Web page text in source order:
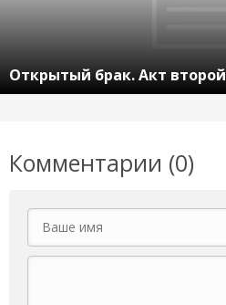
Открытый брак. Акт второй
Комментарии (0)